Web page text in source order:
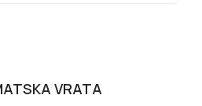
VRATA